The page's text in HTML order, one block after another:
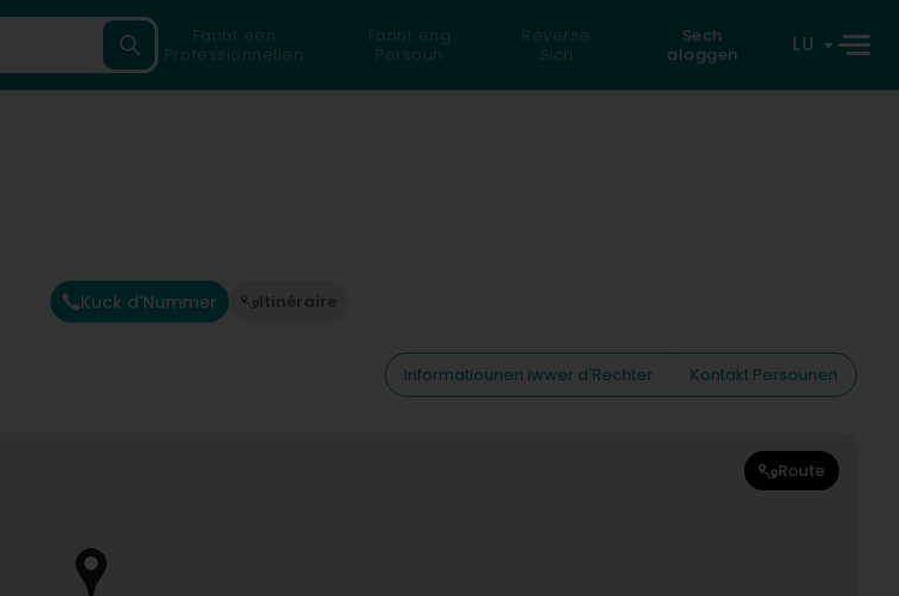
Fannt een
Professionnellen
Fannt eng
Persoun
Reverse
Sich
Sech
aloggen
LU
Kuck d'Nummer Itinéraire
Informatiounen iwwer d'Rechter
Kontakt Persounen
Route